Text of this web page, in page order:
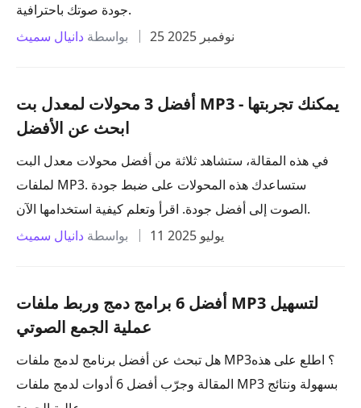
جودة صوتك باحترافية.
بواسطة دانيال سميث 25 نوفمبر 2025
أفضل 3 محولات لمعدل بت MP3 يمكنك تجربتها -
ابحث عن الأفضل
في هذه المقالة، ستشاهد ثلاثة من أفضل محولات معدل البت
لملفات MP3. ستساعدك هذه المحولات على ضبط جودة
الصوت إلى أفضل جودة. اقرأ وتعلم كيفية استخدامها الآن.
بواسطة دانيال سميث 11 يوليو 2025
أفضل 6 برامج دمج وربط ملفات MP3 لتسهيل
عملية الجمع الصوتي
هل تبحث عن أفضل برنامج لدمج ملفات MP3؟ اطلع على هذه
المقالة وجرّب أفضل 6 أدوات لدمج ملفات MP3 بسهولة ونتائج